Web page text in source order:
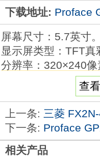
下载地址: Proface
屏幕尺寸：5.7英寸。
显示屏类型：TFT真
分辨率：320×240像
显示颜色：256色。
内部存储器：2MB
备份存储器：
作手册。
接口：CF卡、以太
触摸输入部件，启动
查
上一条: 三菱
下一条: Proface
相关产品